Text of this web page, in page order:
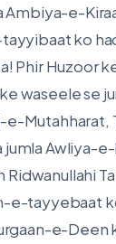
Ambiya-e-
ko
Phir Huzoor
waseele se
Mutahharat,
jumla Awliya-
e-tayyebaat
e-Deen